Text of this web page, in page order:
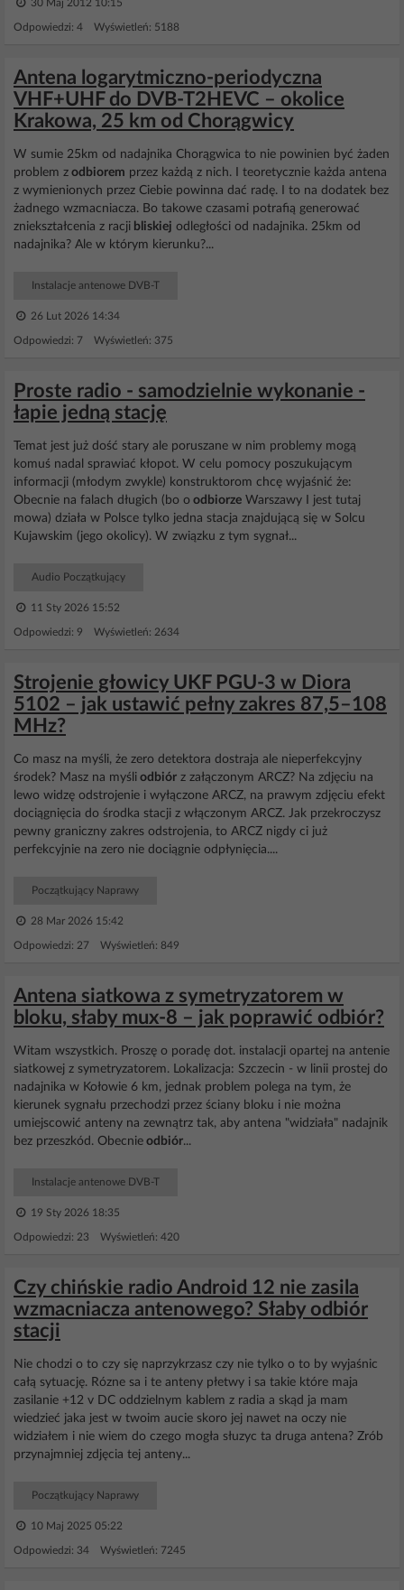
30 Maj 2012 10:15
Odpowiedzi: 4 Wyświetleń: 5188
Antena logarytmiczno-periodyczna
VHF+UHF do DVB-T2HEVC – okolice
Krakowa, 25 km od Chorągwicy
W sumie 25km od nadajnika Chorągwica to nie powinien być żaden
problem z odbiorem przez każdą z nich. I teoretycznie każda antena
z wymienionych przez Ciebie powinna dać radę. I to na dodatek bez
żadnego wzmacniacza. Bo takowe czasami potrafią generować
zniekształcenia z racji bliskiej odległości od nadajnika. 25km od
nadajnika? Ale w którym kierunku?...
Instalacje antenowe DVB-T
26 Lut 2026 14:34
Odpowiedzi: 7 Wyświetleń: 375
Proste radio - samodzielnie wykonanie -
łapie jedną stację
Temat jest już dość stary ale poruszane w nim problemy mogą
komuś nadal sprawiać kłopot. W celu pomocy poszukującym
informacji (młodym zwykle) konstruktorom chcę wyjaśnić że:
Obecnie na falach długich (bo o odbiorze Warszawy I jest tutaj
mowa) działa w Polsce tylko jedna stacja znajdującą się w Solcu
Kujawskim (jego okolicy). W związku z tym sygnał...
Audio Początkujący
11 Sty 2026 15:52
Odpowiedzi: 9 Wyświetleń: 2634
Strojenie głowicy UKF PGU-3 w Diora
5102 – jak ustawić pełny zakres 87,5–108
MHz?
Co masz na myśli, że zero detektora dostraja ale nieperfekcyjny
środek? Masz na myśli odbiór z załączonym ARCZ? Na zdjęciu na
lewo widzę odstrojenie i wyłączone ARCZ, na prawym zdjęciu efekt
dociągnięcia do środka stacji z włączonym ARCZ. Jak przekroczysz
pewny graniczny zakres odstrojenia, to ARCZ nigdy ci już
perfekcyjnie na zero nie dociągnie odpłynięcia....
Początkujący Naprawy
28 Mar 2026 15:42
Odpowiedzi: 27 Wyświetleń: 849
Antena siatkowa z symetryzatorem w
bloku, słaby mux-8 – jak poprawić odbiór?
Witam wszystkich. Proszę o poradę dot. instalacji opartej na antenie
siatkowej z symetryzatorem. Lokalizacja: Szczecin - w linii prostej do
nadajnika w Kołowie 6 km, jednak problem polega na tym, że
kierunek sygnału przechodzi przez ściany bloku i nie można
umiejscowić anteny na zewnątrz tak, aby antena "widziała" nadajnik
bez przeszkód. Obecnie odbiór...
Instalacje antenowe DVB-T
19 Sty 2026 18:35
Odpowiedzi: 23 Wyświetleń: 420
Czy chińskie radio Android 12 nie zasila
wzmacniacza antenowego? Słaby odbiór
stacji
Nie chodzi o to czy się naprzykrzasz czy nie tylko o to by wyjaśnic
całą sytuację. Rózne sa i te anteny płetwy i sa takie które maja
zasilanie +12 v DC oddzielnym kablem z radia a skąd ja mam
wiedzieć jaka jest w twoim aucie skoro jej nawet na oczy nie
widziałem i nie wiem do czego mogła słuzyc ta druga antena? Zrób
przynajmniej zdjęcia tej anteny...
Początkujący Naprawy
10 Maj 2025 05:22
Odpowiedzi: 34 Wyświetleń: 7245